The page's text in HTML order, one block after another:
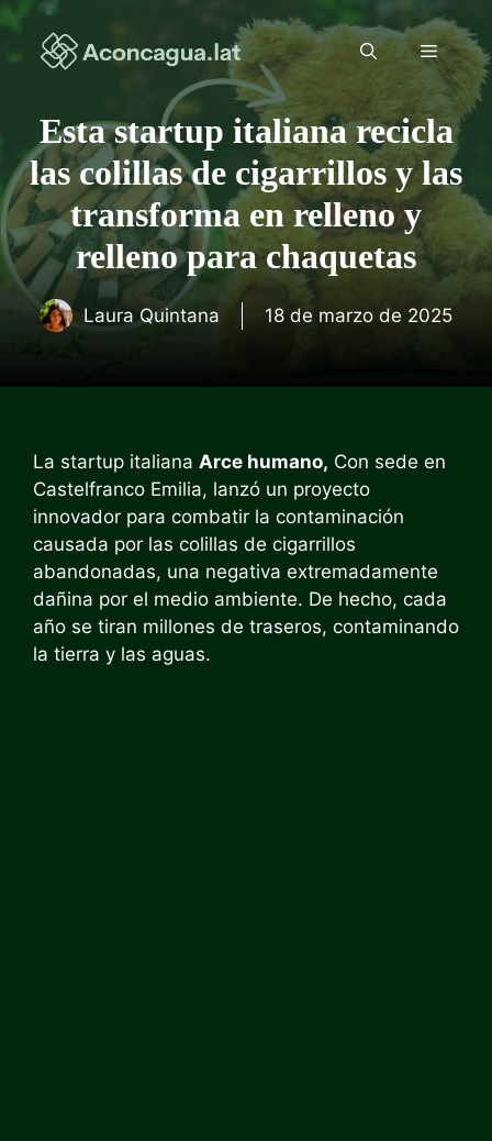
Saltar
contenido
Menú
Esta startup italiana recicla
las colillas de cigarrillos y las
transforma en relleno y
relleno para chaquetas
Laura Quintana 18 de marzo de 2025
La startup italiana Arce humano, Con sede en
Castelfranco Emilia, lanzó un proyecto
innovador para combatir la contaminación
causada por las colillas de cigarrillos
abandonadas, una negativa extremadamente
dañina por el medio ambiente. De hecho, cada
año se tiran millones de traseros, contaminando
la tierra y las aguas.